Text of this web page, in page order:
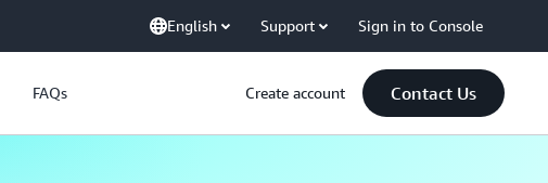
English Support Sign in to Console
FAQs Create account Contact Us